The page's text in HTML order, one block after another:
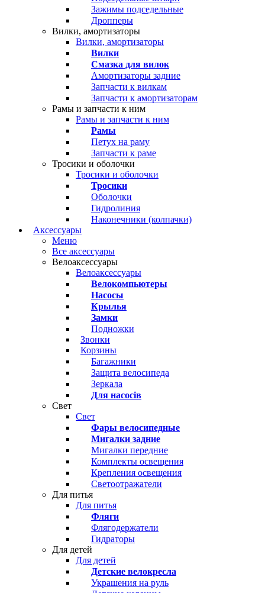
Зажимы подседельные
Дропперы
Вилки, амортизаторы
Вилки, амортизаторы
Вилки
Смазка для вилок
Амортизаторы задние
Запчасти к вилкам
Запчасти к амортизаторам
Рамы и запчасти к ним
Рамы и запчасти к ним
Рамы
Петух на раму
Запчасти к раме
Тросики и оболочки
Тросики и оболочки
Тросики
Оболочки
Гидролиния
Наконечники (колпачки)
Аксессуары
Меню
Все аксессуары
Велоаксессуары
Велоаксессуары
Велокомпьютеры
Насосы
Крылья
Замки
Подножки
Звонки
Корзины
Багажники
Защита велосипеда
Зеркала
Для насосів
Свет
Свет
Фары велосипедные
Мигалки задние
Мигалки передние
Комплекты освещения
Крепления освещения
Светоотражатели
Для питья
Для питья
Фляги
Флягодержатели
Гидраторы
Для детей
Для детей
Детские велокресла
Украшения на руль